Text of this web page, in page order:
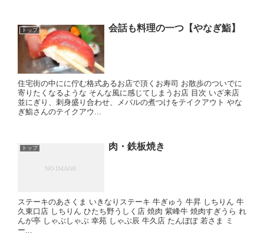
トップ 会話も料理の一つ【やなぎ鮨】
住宅街の中にに佇む格式あるお店で頂くお寿司 お散歩のついでに
寄りたくなるような そんな風に感じてしまうお店 目次 いざ来店
並にぎり、刺身盛り合わせ、メバルの煮つけをテイクアウト やな
ぎ鮨さんのテイクアウ...
トップ 肉・鉄板焼き
ステーキのあさくま いきなりステーキ 牛ぎゅう 牛昇 しちりん 牛
久東口店 しちりん ひたち野うしく店 焼肉 紫峰牛 焼肉すぎうら れ
んが亭 しゃぶしゃぶ 幸苑 しゃぶ辰 牛久店 たんぽぽ 若さま ミ
ー...